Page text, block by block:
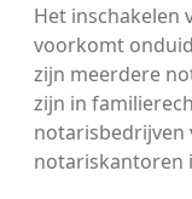
Het inschakelen
voorkomt
zijn meerdere
zijn in
notarisbedrijven
notariskantoren